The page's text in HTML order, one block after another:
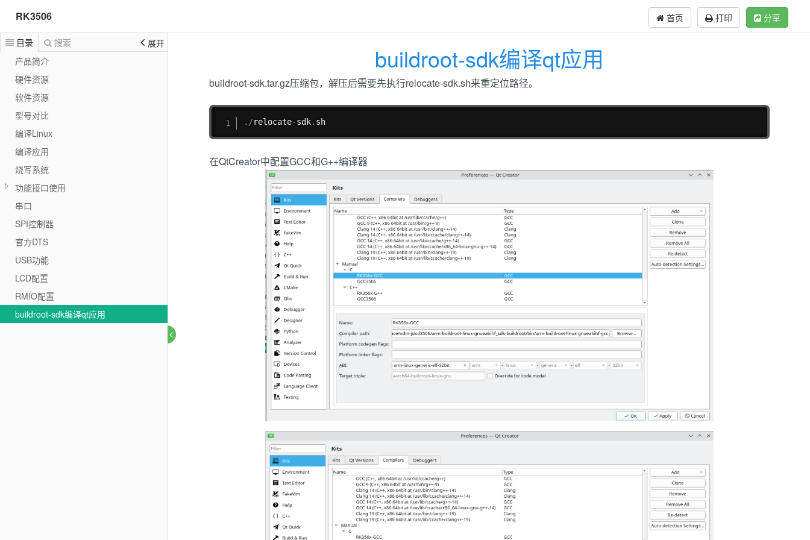
RK3506 首页 打印 分享
目录 搜索
展开
产品简介
硬件资源
软件资源
型号对比
编译Linux
编译应用
烧写系统
功能接口使用
串口
SPI控制器
官方DTS
USB功能
LCD配置
RMIO配置
buildroot-sdk编译qt应用
buildroot-sdk编译qt应用
buildroot-sdk.tar.gz压缩包，解压后需要先执行relocate-sdk.sh来重定位路径。
. /relocate-sdk. sh
在QtCreator中配置GCC和G++编译器